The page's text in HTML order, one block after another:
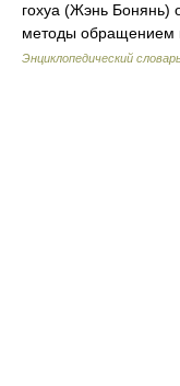
гохуа (Жэнь Бонянь)
методы
Энциклопедический словарь